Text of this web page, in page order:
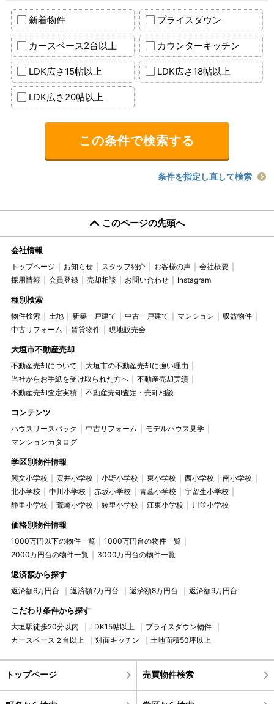
新着物件 プライスダウン
カースペース2台以上 カウンターキッチン
LDK広さ15帖以上 LDK広さ18帖以上
LDK広さ20帖以上
条件を指定し直して検索
このページの先頭へ
会社情報
トップページ お知らせ スタッフ紹介 お客様の声
会社概要
採用情報
会員登録 売却相談 お問い合わせ Instagram
種別検索
物件検索 土地 新築一戸建て 中古一戸建て マンション
収益物件
中古リフォーム
賃貸物件 現地販売会
大垣市不動産売却
不動産売却について
大垣市の不動産売却に強い理由
当社からお手紙を受け取られた方へ
不動産売却実績
不動産売却査定実績
不動産売却査定・売却相談
コンテンツ
ハウスリースバック 中古リフォーム
モデルハウス見学
マンションカタログ
学区別物件情報
興文小学校 安井小学校 小野小学校 東小学校 西小学校
南小学校
北小学校
中川小学校 赤坂小学校 青墓小学校
宇留生小学校
静里小学校
荒崎小学校 綾里小学校 江東小学校 川並小学校
価格別物件情報
1000万円以下の物件一覧
1000万円台の物件一覧
2000万円台の物件一覧
3000万円台の物件一覧
返済額から探す
返済額6万円台 返済額7万円台 返済額8万円台 返済額9万円台
こだわり条件から探す
大垣駅徒歩20分以内 LDK15帖以上
プライスダウン物件
カースペース２台以上
対面キッチン 土地面積50坪以上
トップページ 売買物件検索